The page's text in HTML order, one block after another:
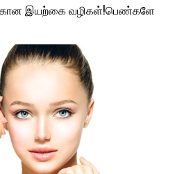
இயற்கை வழிகள்!பெண்களே